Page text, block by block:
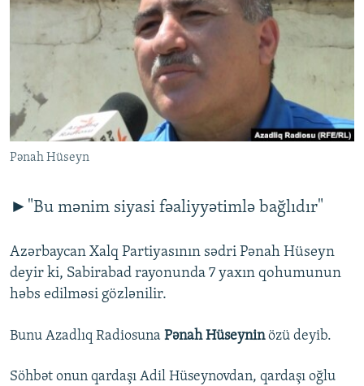
FOTOQALEREYA
KARIKATURA
RADIO ARXIV
OXU ZALI
AZƏRBAYCAN ƏDƏBIYYATI KITABXANASI
İSLAM VƏ DEMOKRATIYA
İZ - MƏDƏNIYYƏT PROQRAMI
HAQQIMIZDA
PEŞƏ ETIKASI VƏ JURNALISTIKA STANDARTLARIMIZ
MATERIALLARIMIZDAN ISTIFADƏ
AZADLIQRADIOSU MOBIL TELEFONUNUZDA
XƏBƏR BÜLLETENLƏRIMIZ
BIZI IZLƏ
RFE/RL-in bütün saytları
Pənah Hüseyn
►"Bu mənim siyasi fəaliyyətimlə bağlıdır"
Azərbaycan Xalq Partiyasının sədri Pənah Hüseyn
deyir ki, Sabirabad rayonunda 7 yaxın qohumunun
həbs edilməsi gözlənilir.
Bunu Azadlıq Radiosuna Pənah Hüseyninözü deyib.
Söhbət onun qardaşı Adil Hüseynovdan, qardaşı oğlu